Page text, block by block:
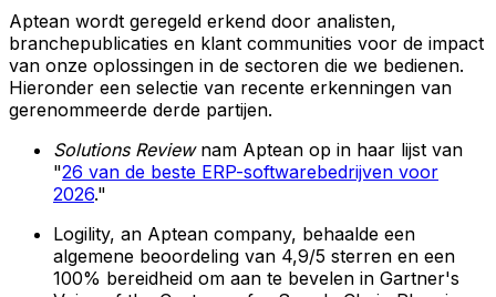
Aptean wordt geregeld erkend door analisten,
branchepublicaties en klant communities voor de impact
van onze oplossingen in de sectoren die we bedienen.
Hieronder een selectie van recente erkenningen van
gerenommeerde derde partijen.
Solutions Reviewnam Aptean op in haar lijst van
"26 van de beste ERP-softwarebedrijven voor
2026."
Logility, an Aptean company, behaalde een
algemene beoordeling van 4,9/5 sterren en een
100% bereidheid om aan te bevelen in Gartner's